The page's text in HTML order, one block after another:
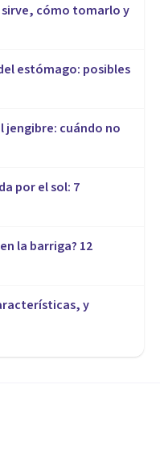
sirve, cómo tomarlo y
estómago: posibles
jengibre: cuándo no
por el sol: 7
la barriga? 12
y